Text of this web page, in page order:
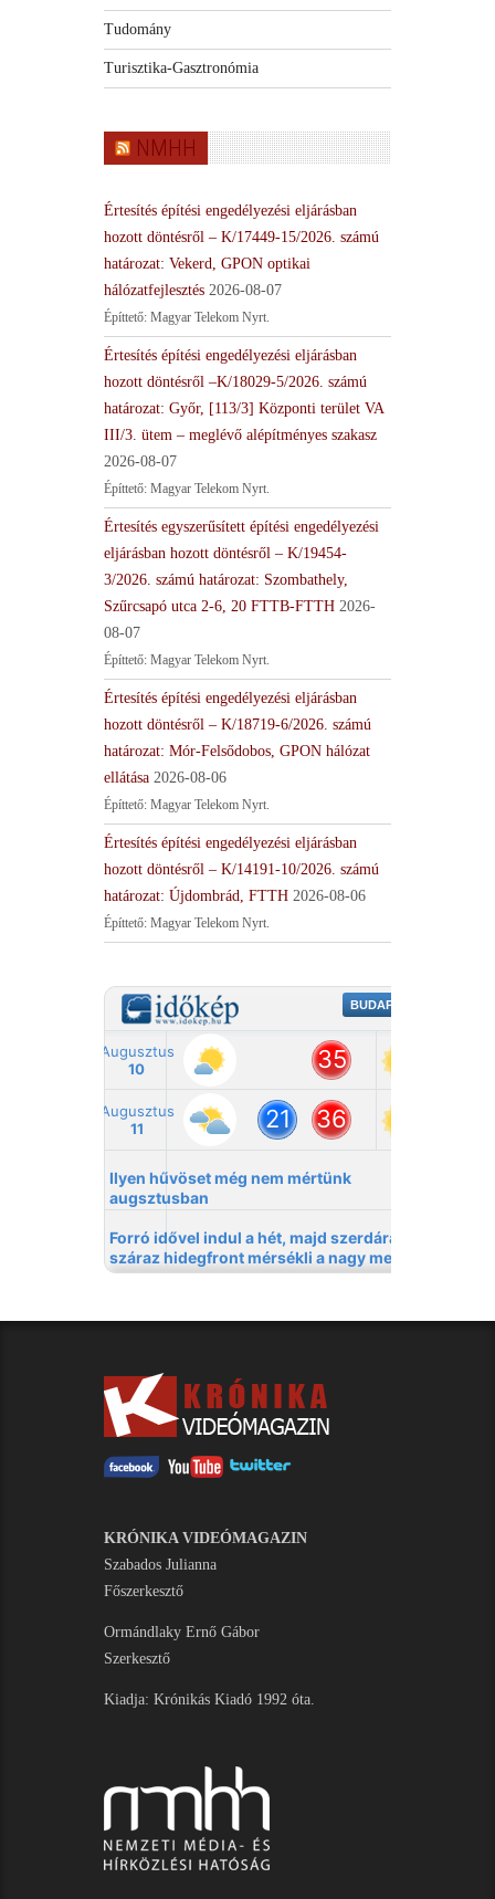
Tudomány
Turisztika-Gasztronómia
NMHH
Értesítés építési engedélyezési eljárásban
hozott döntésről – K/17449-15/2026. számú
határozat: Vekerd, GPON optikai
hálózatfejlesztés 2026-08-07
Építtető: Magyar Telekom Nyrt.
Értesítés építési engedélyezési eljárásban
hozott döntésről –K/18029-5/2026. számú
határozat: Győr, [113/3] Központi terület VA
III/3. ütem – meglévő alépítményes szakasz
2026-08-07
Építtető: Magyar Telekom Nyrt.
Értesítés egyszerűsített építési engedélyezési
eljárásban hozott döntésről – K/19454-
3/2026. számú határozat: Szombathely,
Szűrcsapó utca 2-6, 20 FTTB-FTTH 2026-
08-07
Építtető: Magyar Telekom Nyrt.
Értesítés építési engedélyezési eljárásban
hozott döntésről – K/18719-6/2026. számú
határozat: Mór-Felsődobos, GPON hálózat
ellátása 2026-08-06
Építtető: Magyar Telekom Nyrt.
Értesítés építési engedélyezési eljárásban
hozott döntésről – K/14191-10/2026. számú
határozat: Újdombrád, FTTH 2026-08-06
Építtető: Magyar Telekom Nyrt.
KRÓNIKA VIDEÓMAGAZIN
Szabados Julianna
Főszerkesztő
Ormándlaky Ernő Gábor
Szerkesztő
Kiadja: Krónikás Kiadó 1992 óta.